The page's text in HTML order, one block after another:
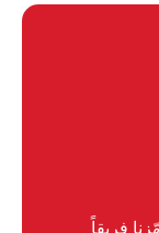
فريقاً